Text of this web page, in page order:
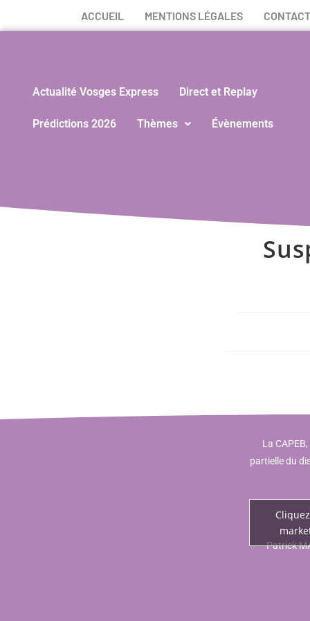
ACCUEIL MENTIONS LÉGALES CONTACT
Actualité Vosges Express Direct et Replay
Prédictions 2026 Thèmes Évènements
La
partielle du
Patrick